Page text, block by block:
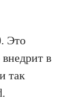
Это
внедрит в
так